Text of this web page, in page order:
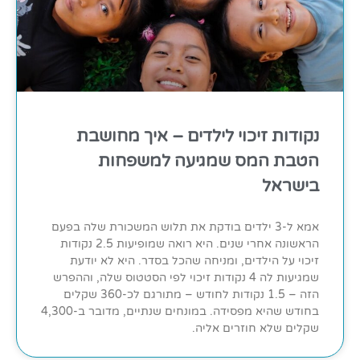
נקודות זיכוי לילדים – איך מחושבת
הטבת המס שמגיעה למשפחות
בישראל
אמא ל-3 ילדים בודקת את תלוש המשכורת שלה בפעם
הראשונה אחרי שנים. היא רואה שמופיעות 2.5 נקודות
זיכוי על הילדים, ומניחה שהכל בסדר. היא לא יודעת
שמגיעות לה 4 נקודות זיכוי לפי הסטטוס שלה, וההפרש
הזה – 1.5 נקודות לחודש – מתורגם לכ-360 שקלים
בחודש שהיא מפסידה. במונחים שנתיים, מדובר ב-4,300
שקלים שלא חוזרים אליה.